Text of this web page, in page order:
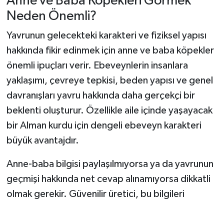
Neden Önemli?
Yavrunun gelecekteki karakteri ve fiziksel yapısı
hakkında fikir edinmek için anne ve baba köpekler
önemli ipuçları verir. Ebeveynlerin insanlara
yaklaşımı, çevreye tepkisi, beden yapısı ve genel
davranışları yavru hakkında daha gerçekçi bir
beklenti oluşturur. Özellikle aile içinde yaşayacak
bir Alman kurdu için dengeli ebeveyn karakteri
büyük avantajdır.
Anne-baba bilgisi paylaşılmıyorsa ya da yavrunun
geçmişi hakkında net cevap alınamıyorsa dikkatli
olmak gerekir. Güvenilir üretici, bu bilgileri